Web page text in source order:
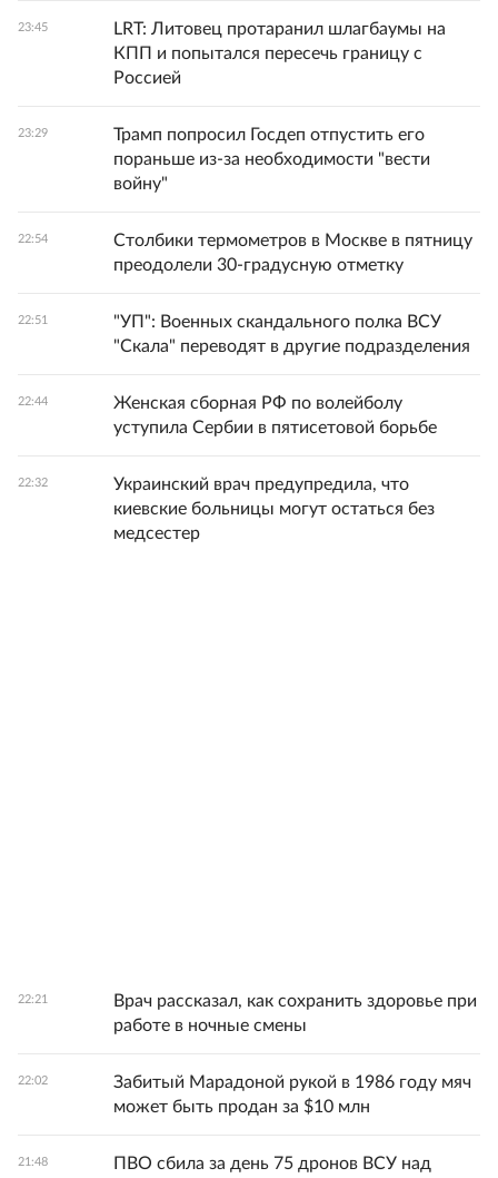
23:45
LRT: Литовец протаранил шлагбаумы на
КПП и попытался пересечь границу с
Россией
23:29
Трамп попросил Госдеп отпустить его
пораньше из-за необходимости "вести
войну"
22:54
Столбики термометров в Москве в пятницу
преодолели 30-градусную отметку
22:51
"УП": Военных скандального полка ВСУ
"Скала" переводят в другие подразделения
22:44
Женская сборная РФ по волейболу
уступила Сербии в пятисетовой борьбе
22:32
Украинский врач предупредила, что
киевские больницы могут остаться без
медсестер
22:21
Врач рассказал, как сохранить здоровье при
работе в ночные смены
22:02
Забитый Марадоной рукой в 1986 году мяч
может быть продан за $10 млн
21:48
ПВО сбила за день 75 дронов ВСУ над